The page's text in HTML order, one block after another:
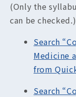
(Only the
can be checked.)
Search
Medicine
from
Search